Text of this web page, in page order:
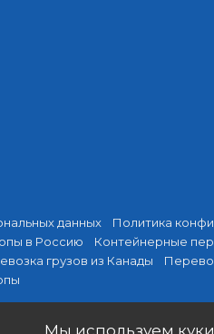
данных Политика
в Россию
Контейнерные
грузов из Канады
Мы используем